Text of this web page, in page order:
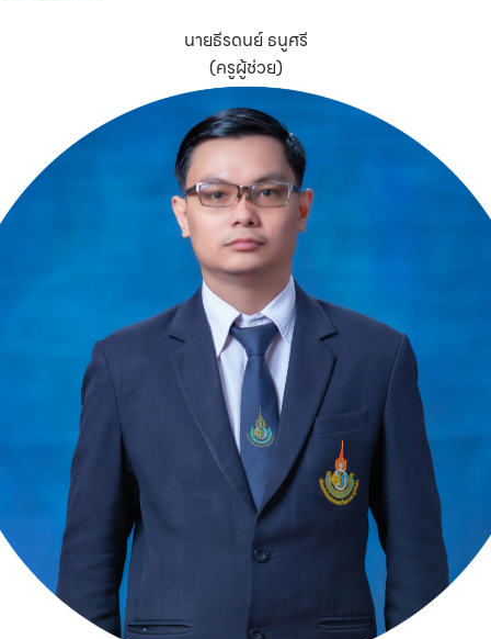
นายธีรดนย์ ธนูศรี
(ครูผู้ช่วย)